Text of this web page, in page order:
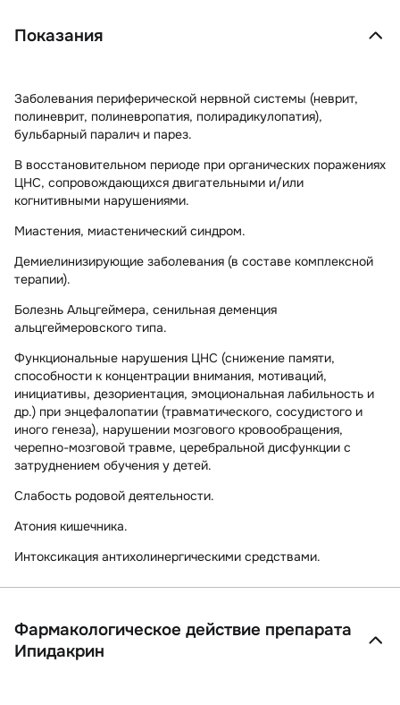
Показания
Заболевания периферической нервной системы (неврит,
полиневрит, полиневропатия, полирадикулопатия),
бульбарный паралич и парез.
В восстановительном периоде при органических поражениях
ЦНС, сопровождающихся двигательными и/или
когнитивными нарушениями.
Миастения, миастенический синдром.
Демиелинизирующие заболевания (в составе комплексной
терапии).
Болезнь Альцгеймера, сенильная деменция
альцгеймеровского типа.
Функциональные нарушения ЦНС (снижение памяти,
способности к концентрации внимания, мотиваций,
инициативы, дезориентация, эмоциональная лабильность и
др.) при энцефалопатии (травматического, сосудистого и
иного генеза), нарушении мозгового кровообращения,
черепно-мозговой травме, церебральной дисфункции с
затруднением обучения у детей.
Слабость родовой деятельности.
Атония кишечника.
Интоксикация антихолинергическими средствами.
Фармакологическое действие препарата
Ипидакрин